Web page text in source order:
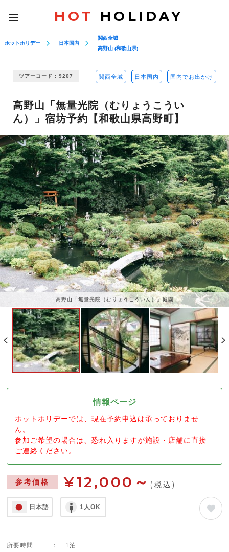
toggle
navigation
HOT HOLIDAY
ホットホリデー 日本国内
関西全域
高野山 (和歌山県)
ツアーコード : 9207 関西全域 日本国内 国内でお出かけ
高野山「無量光院（むりょうこうい
ん）」宿坊予約【和歌山県高野町】
高野山「無量光院（むりょうこういん）」庭園
情報ページ
ホットホリデーでは、現在予約申込は承っておりませ
ん。
参加ご希望の場合は、恐れ入りますが施設・店舗に直接
ご連絡ください。
参考価格 ¥12,000～ (税込)
日本語 1人OK
所要時間 ：
1泊